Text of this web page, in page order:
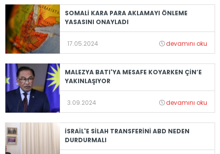
SOMALİ KARA PARA AKLAMAYI ÖNLEME
YASASINI ONAYLADI
17.05.2024 devamını oku
MALEZYA BATI'YA MESAFE KOYARKEN ÇİN’E
YAKINLAŞIYOR
3.09.2024 devamını oku
İSRAİL'E SİLAH TRANSFERİNİ ABD NEDEN
DURDURMALI